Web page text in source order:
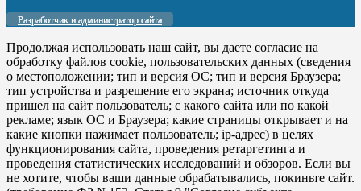
Разработчик и администратор сайта
Продолжая использовать наш сайт, вы даете согласие на
обработку файлов cookie, пользовательских данных (сведения
о местоположении; тип и версия ОС; тип и версия Браузера;
тип устройства и разрешение его экрана; источник откуда
пришел на сайт пользователь; с какого сайта или по какой
рекламе; язык ОС и Браузера; какие страницы открывает и на
какие кнопки нажимает пользователь; ip-адрес) в целях
функционирования сайта, проведения ретаргетинга и
проведения статистических исследований и обзоров. Если вы
не хотите, чтобы ваши данные обрабатывались, покиньте сайт.